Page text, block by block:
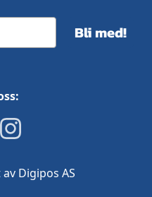
Bli med!
Digipos AS